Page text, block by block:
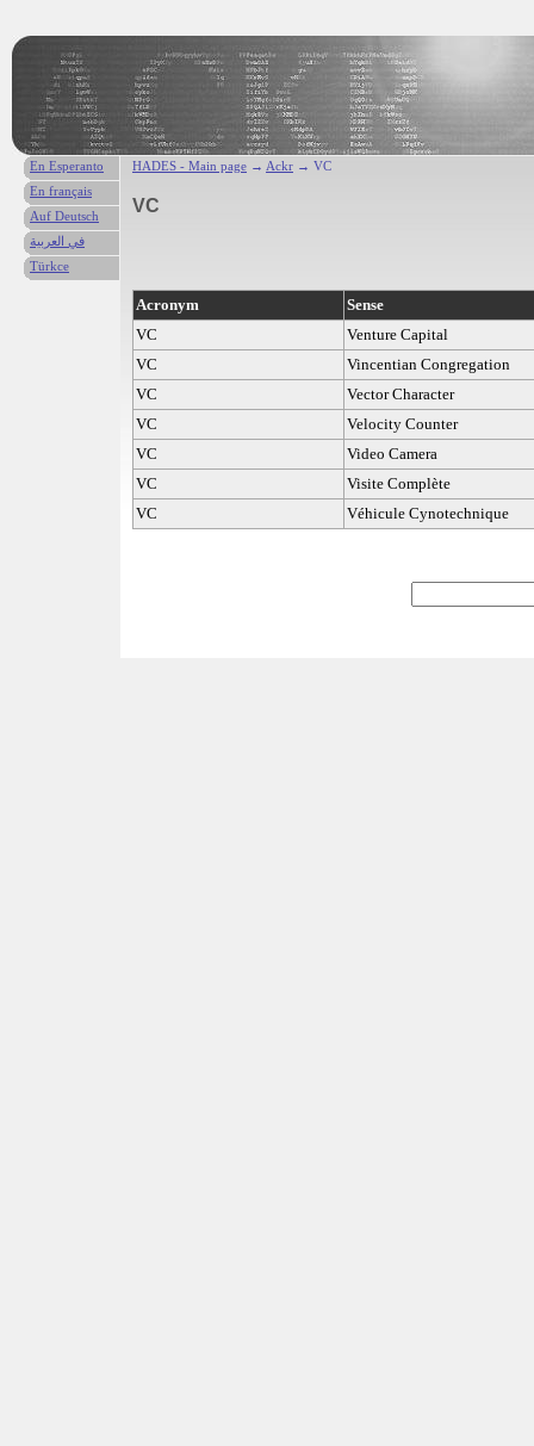
HADES - Main page → Ackr → VC
VC
Acronym
Sense
VC
Venture Capital
VC
Vincentian Congregation
VC
Vector Character
VC
Velocity Counter
VC
Video Camera
VC
Visite Complète
VC
Véhicule Cynotechnique
En Esperanto
En français
Auf Deutsch
في العربية
Türkce